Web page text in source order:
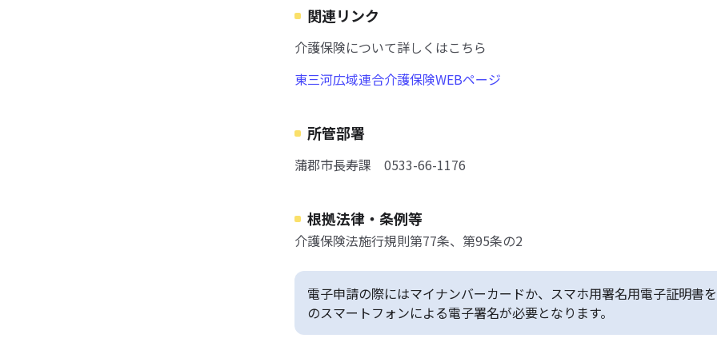
関連リンク
介護保険について詳しくはこちら
東三河広域連合介護保険WEBページ
所管部署
蒲郡市長寿課 0533-66-1176
根拠法律・条例等
介護保険法施行規則第77条、第95条の2
電子申請の際にはマイナンバーカードか、スマホ用署名用電子証明書
のスマートフォンによる電子署名が必要となります。